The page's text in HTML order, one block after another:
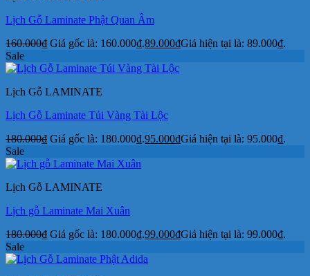
Lịch Gỗ Laminate Phật Quan Âm
160.000₫ Giá gốc là: 160.000₫.89.000₫Giá hiện tại là: 89.000₫.
Sale
Lịch Gỗ LAMINATE
Lịch Gỗ Laminate Túi Vàng Tài Lộc
180.000₫ Giá gốc là: 180.000₫.95.000₫Giá hiện tại là: 95.000₫.
Sale
Lịch Gỗ LAMINATE
Lịch gỗ Laminate Mai Xuân
180.000₫ Giá gốc là: 180.000₫.99.000₫Giá hiện tại là: 99.000₫.
Sale